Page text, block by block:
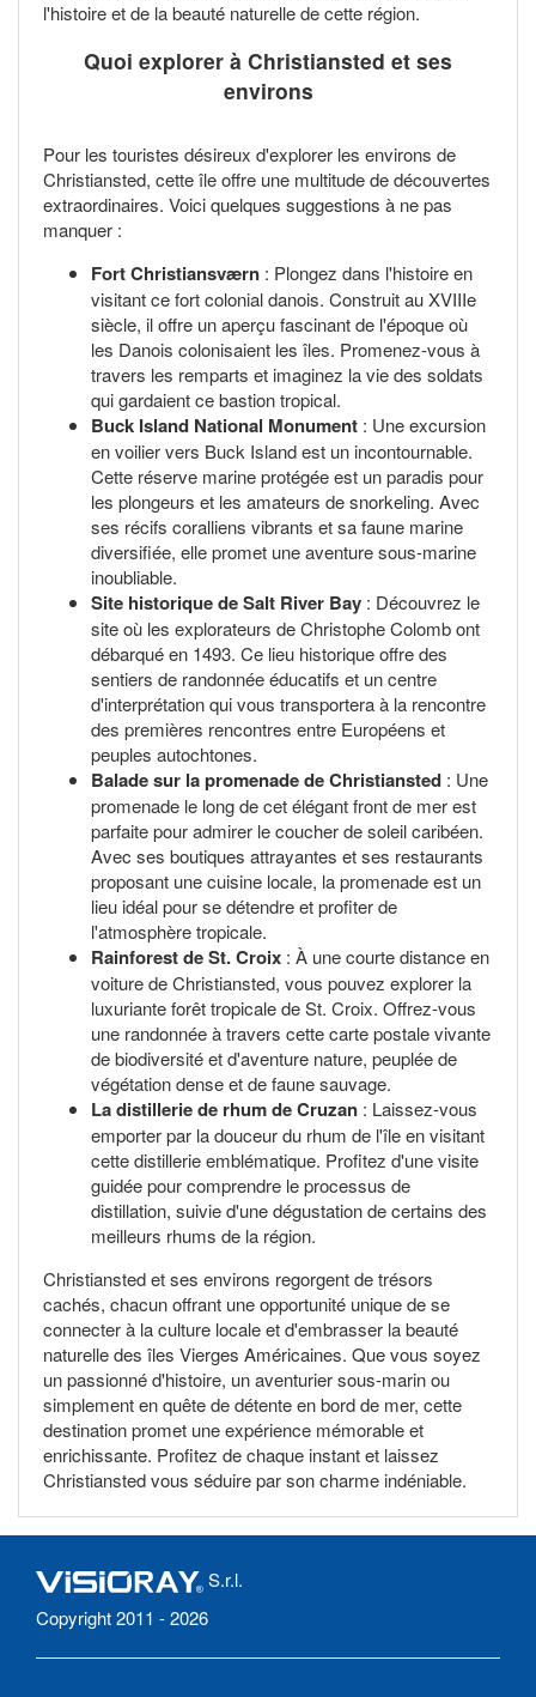
l'histoire et de la beauté naturelle de cette région.
Quoi explorer à Christiansted et ses
environs
Pour les touristes désireux d'explorer les environs de
Christiansted, cette île offre une multitude de découvertes
extraordinaires. Voici quelques suggestions à ne pas
manquer :
Fort Christiansværn : Plongez dans l'histoire en
visitant ce fort colonial danois. Construit au XVIIIe
siècle, il offre un aperçu fascinant de l'époque où
les Danois colonisaient les îles. Promenez-vous à
travers les remparts et imaginez la vie des soldats
qui gardaient ce bastion tropical.
Buck Island National Monument : Une excursion
en voilier vers Buck Island est un incontournable.
Cette réserve marine protégée est un paradis pour
les plongeurs et les amateurs de snorkeling. Avec
ses récifs coralliens vibrants et sa faune marine
diversifiée, elle promet une aventure sous-marine
inoubliable.
Site historique de Salt River Bay : Découvrez le
site où les explorateurs de Christophe Colomb ont
débarqué en 1493. Ce lieu historique offre des
sentiers de randonnée éducatifs et un centre
d'interprétation qui vous transportera à la rencontre
des premières rencontres entre Européens et
peuples autochtones.
Balade sur la promenade de Christiansted : Une
promenade le long de cet élégant front de mer est
parfaite pour admirer le coucher de soleil caribéen.
Avec ses boutiques attrayantes et ses restaurants
proposant une cuisine locale, la promenade est un
lieu idéal pour se détendre et profiter de
l'atmosphère tropicale.
Rainforest de St. Croix : À une courte distance en
voiture de Christiansted, vous pouvez explorer la
luxuriante forêt tropicale de St. Croix. Offrez-vous
une randonnée à travers cette carte postale vivante
de biodiversité et d'aventure nature, peuplée de
végétation dense et de faune sauvage.
La distillerie de rhum de Cruzan : Laissez-vous
emporter par la douceur du rhum de l'île en visitant
cette distillerie emblématique. Profitez d'une visite
guidée pour comprendre le processus de
distillation, suivie d'une dégustation de certains des
meilleurs rhums de la région.
Christiansted et ses environs regorgent de trésors
cachés, chacun offrant une opportunité unique de se
connecter à la culture locale et d'embrasser la beauté
naturelle des îles Vierges Américaines. Que vous soyez
un passionné d'histoire, un aventurier sous-marin ou
simplement en quête de détente en bord de mer, cette
destination promet une expérience mémorable et
enrichissante. Profitez de chaque instant et laissez
Christiansted vous séduire par son charme indéniable.
S.r.l.
Copyright 2011 - 2026